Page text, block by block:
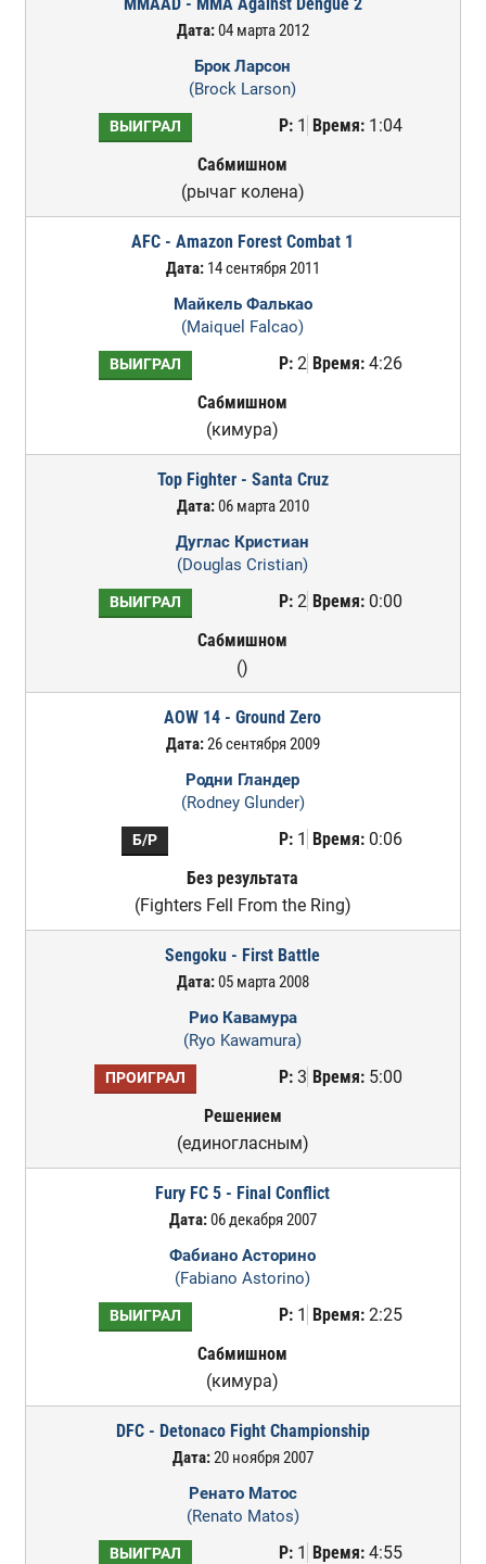
Дата:04 марта 2012
Брок Ларсон
(Brock Larson)
ВЫИГРАЛ Р:1 Время:1:04
Сабмишном
(рычаг колена)
AFC - Amazon Forest Combat 1
Дата:14 сентября 2011
Майкель Фалькао
(Maiquel Falcao)
ВЫИГРАЛ Р:2 Время:4:26
Сабмишном
(кимура)
Top Fighter - Santa Cruz
Дата:06 марта 2010
Дуглас Кристиан
(Douglas Cristian)
ВЫИГРАЛ Р:2 Время:0:00
Сабмишном
()
AOW 14 - Ground Zero
Дата:26 сентября 2009
Родни Гландер
(Rodney Glunder)
Б/Р Р:1 Время:0:06
Без результата
(Fighters Fell From the Ring)
Sengoku - First Battle
Дата:05 марта 2008
Рио Кавамура
(Ryo Kawamura)
ПРОИГРАЛ Р:3 Время:5:00
Решением
(единогласным)
Fury FC 5 - Final Conflict
Дата:06 декабря 2007
Фабиано Асторино
(Fabiano Astorino)
ВЫИГРАЛ Р:1 Время:2:25
Сабмишном
(кимура)
DFC - Detonaco Fight Championship
Дата:20 ноября 2007
Ренато Матос
(Renato Matos)
ВЫИГРАЛ Р:1 Время:4:55